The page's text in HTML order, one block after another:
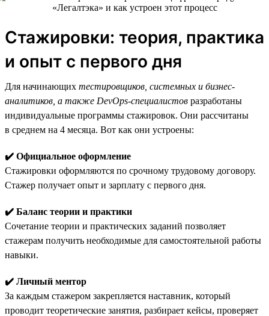
Стажировки: теория, практика
и опыт с первого дня
Для начинающих тестировщиков, системных и бизнес-
аналитиков, а также DevOps-специалистов разработаны
индивидуальные программы стажировок. Они рассчитаны
в среднем на 4 месяца. Вот как они устроены:
✔️ Официальное оформление
Стажировки оформляются по срочному трудовому договору.
Стажер получает опыт и зарплату с первого дня.
✔️ Баланс теории и практики
Сочетание теории и практических заданий позволяет
стажерам получить необходимые для самостоятельной работы
навыки.
✔️ Личный ментор
За каждым стажером закрепляется наставник, который
проводит теоретические занятия, разбирает кейсы, проверяет